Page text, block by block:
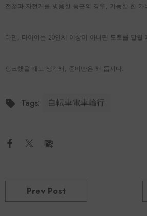
전철과 자전거를 병용한 통근의 경우, 가능한 한
다만, 타이어는 20인치 이상이 아니면 도로를 달릴
펑크했을 때도 생각해, 준비만은 해 둡시다.
Tags: 自転車電車輪行
Prev Post